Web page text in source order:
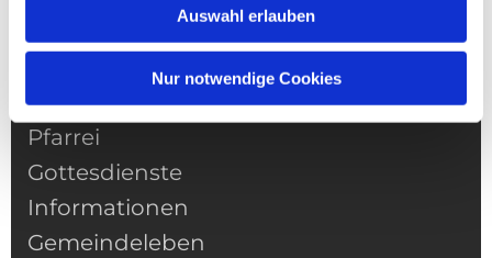
Auswahl erlauben
Nur notwendige Cookies
NAVIGATION
Pfarrei
Gottesdienste
Informationen
Gemeindeleben